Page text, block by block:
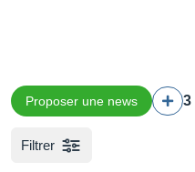
Proposer une news 3
Filtrer